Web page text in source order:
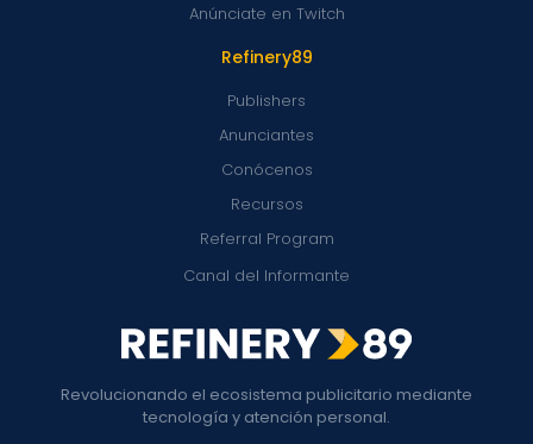
Revolucionando el ecosistema publicitario mediante
tecnología y atención personal.
Refinery89
Publishers
Anunciantes
Conócenos
Recursos
Referral Program
Canal del Informante
Anúnciate en Twitch